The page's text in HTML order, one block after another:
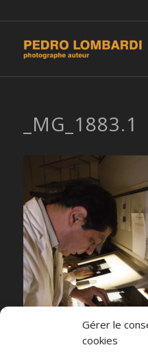
Gérer le
cookies
_MG_1883.1